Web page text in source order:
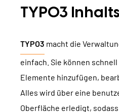
TYPO3 Upgrade
TYPO3
REFERENZEN
UNSERE
TYPO3
TYPO3 macht die
einfach. Sie können
Elemente hinzufügen,
Alles wird über eine
Oberfläche erledigt,